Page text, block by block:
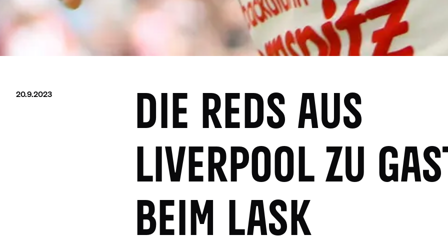
20.9.2023
DIE REDS AUS
LIVERPOOL ZU
BEIM LASK